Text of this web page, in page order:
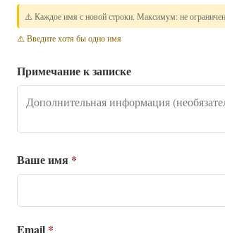
⚠️ Каждое имя с новой строки. Максимум: не
⚠️ Введите хотя бы одно имя
Примечание к записке
Ваше имя *
Email *